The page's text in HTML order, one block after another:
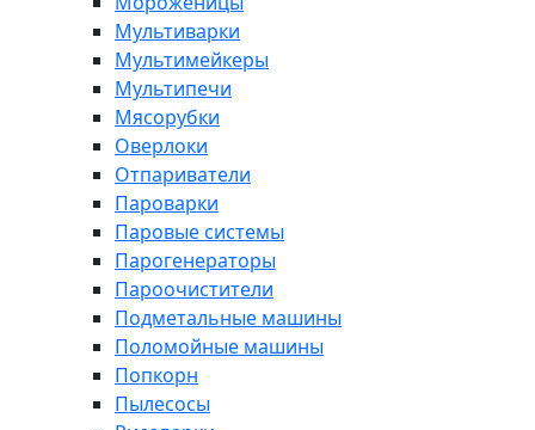
Мультиварки
Мультимейкеры
Мультипечи
Мясорубки
Оверлоки
Отпариватели
Пароварки
Паровые системы
Парогенераторы
Пароочистители
Подметальные машины
Поломойные машины
Попкорн
Пылесосы